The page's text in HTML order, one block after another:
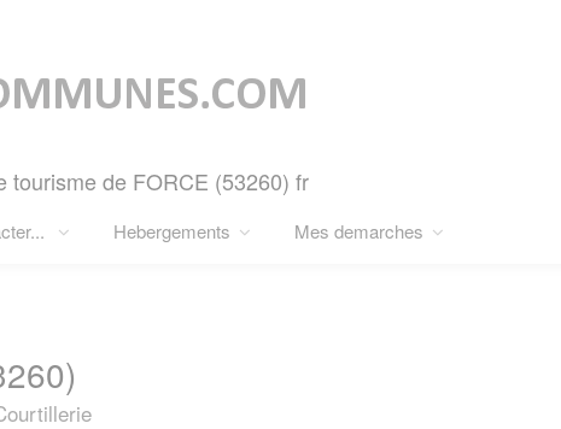
tourisme de FORCE (53260) fr
Hebergements Mes demarches